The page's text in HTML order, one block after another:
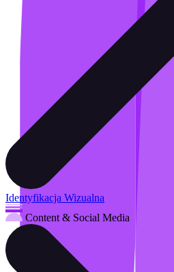
Identyfikacja Wizualna
Content & Social Media